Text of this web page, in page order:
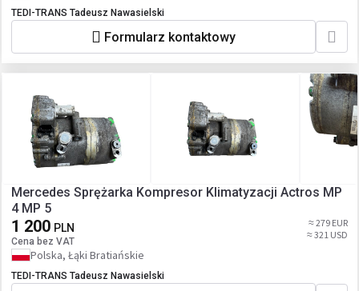
TEDI-TRANS Tadeusz Nawasielski
Formularz kontaktowy
Mercedes Sprężarka Kompresor Klimatyzacji Actros MP
4 MP 5
1 200 PLN
Cena bez VAT
≈ 279 EUR
≈ 321 USD
Polska, Łąki Bratiańskie
TEDI-TRANS Tadeusz Nawasielski